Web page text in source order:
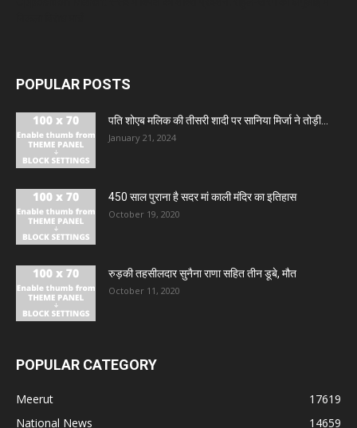
POPULAR POSTS
पति शोएब मलिक की तीसरी शादी पर सानिया मिर्जा ने तोड़ी...
January 21, 2024
450 साल पुराना है सदर मां काली मंदिर का इतिहास
October 19, 2020
रुड़की तहसीलदार सुनैना राणा सहित तीन डूबे, मौत
October 11, 2020
POPULAR CATEGORY
Meerut
17619
National News
14659